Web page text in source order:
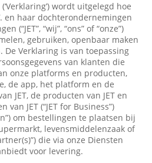
wordt uitgelegd hoe
en haar dochterondernemingen
(“JET”, “wij”, “ons” of “onze”)
gebruiken, openbaar maken
De Verklaring is van toepassing
van klanten die
onze platforms en producten,
de app, het platform en de
JET, de producten van JET en
JET (“JET for Business”)
om bestellingen te plaatsen bij
levensmiddelenzaak of
die via onze Diensten
voor levering.